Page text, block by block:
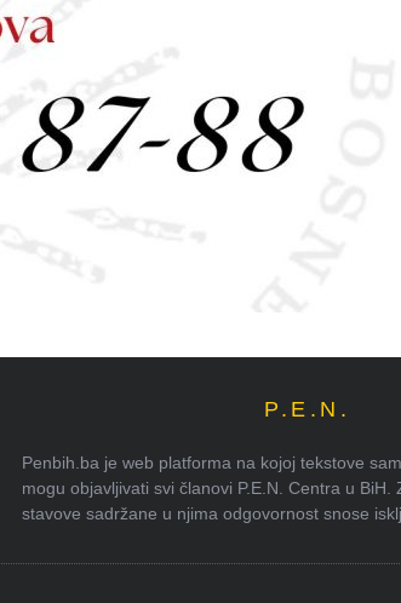
P.E.N.
Penbih.ba je web platforma na kojoj tekstove
mogu objavljivati svi članovi P.E.N. Centra u BiH.
stavove sadržane u njima odgovornost snose